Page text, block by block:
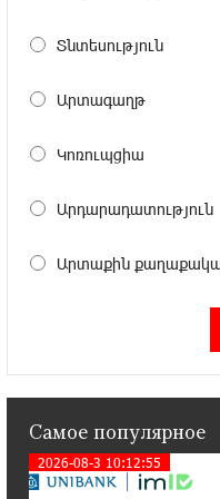
Бывший
заключенных, осужденных
12:17:04 23-07-
При
школе
электростанция
20:50:22 22-07-
Новые
Տնտեսություն
Արտագաղթ
Կոռուպցիա
Արդարադատություն
Արտաքին
Самое популярное
2026-08-3 10:12:55